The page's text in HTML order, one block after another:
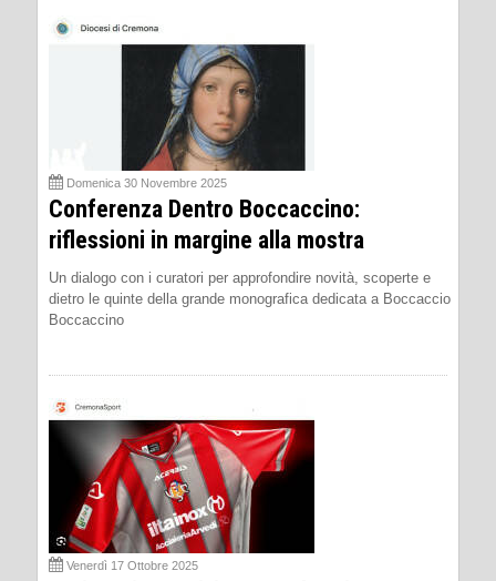
Domenica 30 Novembre 2025
Conferenza Dentro Boccaccino:
riflessioni in margine alla mostra
Un dialogo con i curatori per approfondire novità, scoperte e
dietro le quinte della grande monografica dedicata a Boccaccio
Boccaccino
Venerdì 17 Ottobre 2025